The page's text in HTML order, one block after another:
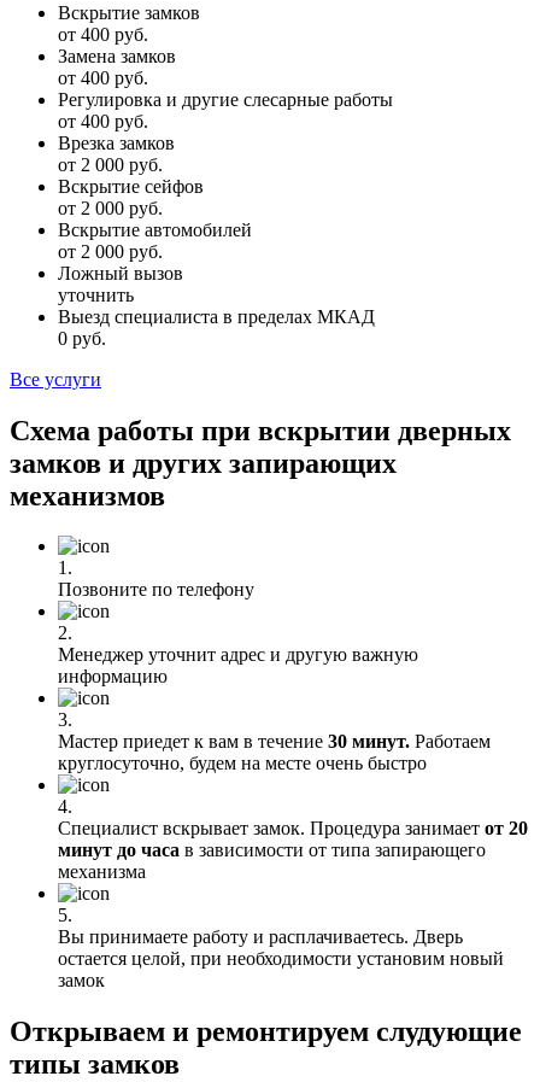
Вскрытие замков
от 400 руб.
Замена замков
от 400 руб.
Регулировка и другие слесарные работы
от 400 руб.
Врезка замков
от 2 000 руб.
Вскрытие сейфов
от 2 000 руб.
Вскрытие автомобилей
от 2 000 руб.
Ложный вызов
уточнить
Выезд специалиста в пределах МКАД
0 руб.
Все услуги
Схема работы при вскрытии дверных
замков и других запирающих
механизмов
1.
Позвоните по телефону
2.
Менеджер уточнит адрес и другую важную
информацию
3.
Мастер приедет к вам в течение 30 минут. Работаем
круглосуточно, будем на месте очень быстро
4.
Специалист вскрывает замок. Процедура занимает от 20
минут до часа в зависимости от типа запирающего
механизма
5.
Вы принимаете работу и расплачиваетесь. Дверь
остается целой, при необходимости установим новый
замок
Открываем и ремонтируем слудующие
типы замков